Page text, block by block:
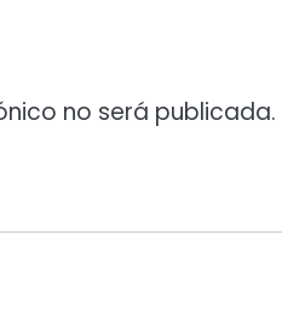
no será publicada.